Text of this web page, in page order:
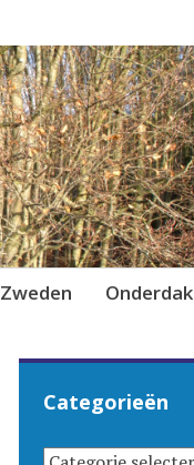
Zweden Onderdak
Categorieën
CATEGORIEËN